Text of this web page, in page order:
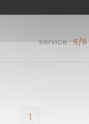
service : 5/5
1